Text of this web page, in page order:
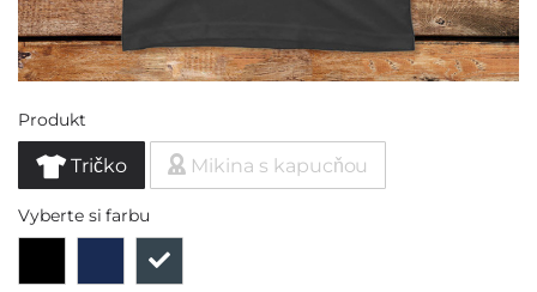
Produkt
Tričko Mikina s kapucňou
Vyberte si farbu